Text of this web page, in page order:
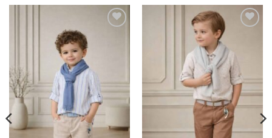
Πρόσθήκη
επιθυμιών